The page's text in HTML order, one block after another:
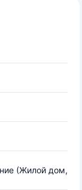
(Жилой дом,